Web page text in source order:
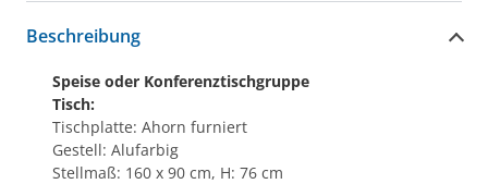
Beschreibung
Speise oder Konferenztischgruppe
Tisch:
Tischplatte: Ahorn furniert
Gestell: Alufarbig
Stellmaß: 160 x 90 cm, H: 76 cm